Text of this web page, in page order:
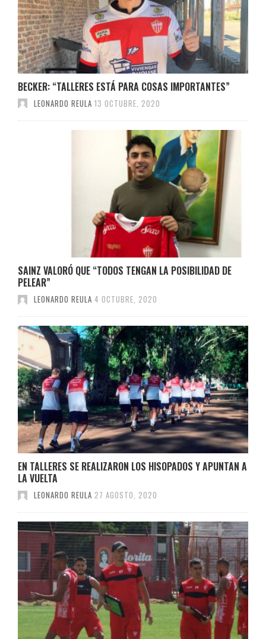
BECKER: “TALLERES ESTÁ PARA COSAS IMPORTANTES”
LEONARDO REULA 13 OCTUBRE, 2020
SAINZ VALORÓ QUE “TODOS TENGAN LA POSIBILIDAD DE
PELEAR”
LEONARDO REULA 4 OCTUBRE, 2020
EN TALLERES SE REALIZARON LOS HISOPADOS Y APUNTAN A
LA VUELTA
LEONARDO REULA 27 AGOSTO, 2020